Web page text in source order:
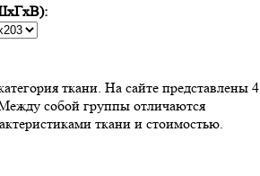
ткани. На сайте представлены 4
собой группы отличаются
ткани и стоимостью.